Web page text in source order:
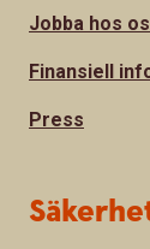
Jobba hos
Finansiell
Press